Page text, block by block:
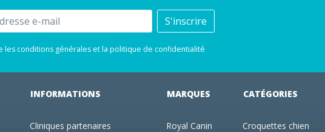
S'inscrire
les conditions générales et la politique de confidentialité
INFORMATIONS
Cliniques partenaires
MARQUES
Royal Canin
CATÉGORIES
Croquettes chien